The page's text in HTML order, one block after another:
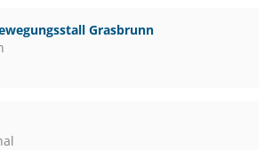
Grasbrunn